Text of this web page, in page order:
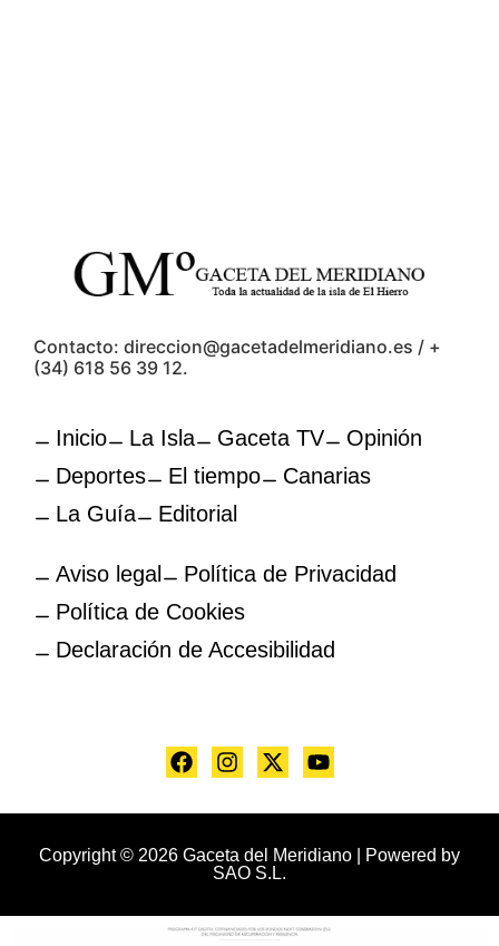
Contacto: direccion@gacetadelmeridiano.es / +
(34) 618 56 39 12.
Inicio La Isla Gaceta TV
Opinión
Deportes
El tiempo
Canarias
La Guía
Editorial
Aviso legal
Política de Privacidad
Política de Cookies
Declaración de Accesibilidad
Copyright © 2026 Gaceta del Meridiano | Powered by
SAO S.L.